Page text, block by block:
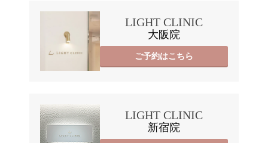
LIGHT CLINIC
大阪院
ご予約はこちら
LIGHT CLINIC
新宿院